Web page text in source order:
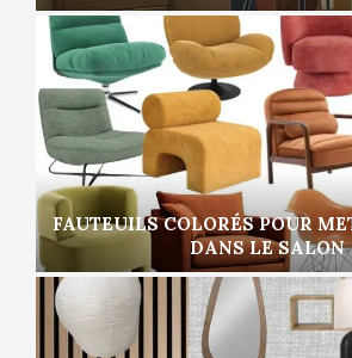
FAUTEUILS COLORÉS POUR
DANS LE SALON